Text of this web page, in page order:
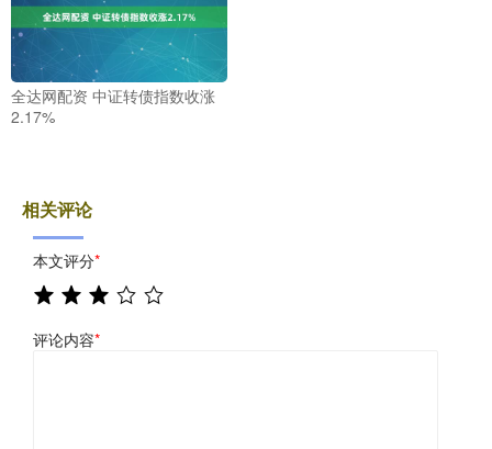
全达网配资 中证转债指数收涨
2.17%
相关评论
本文评分*
评论内容*